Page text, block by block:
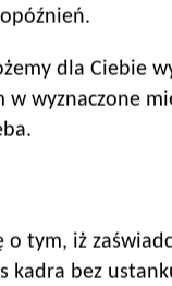
dla Ciebie
wyznaczone
tym, iż
kadra bez